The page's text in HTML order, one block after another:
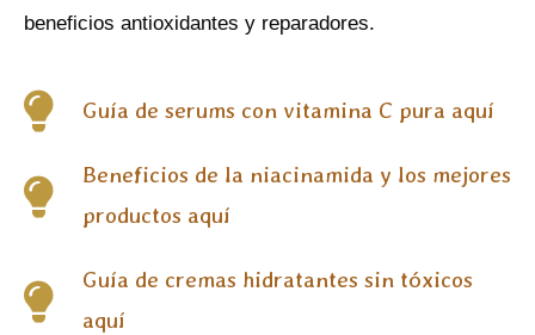
beneficios antioxidantes y reparadores.
Guía de serums con vitamina C pura aquí
Beneficios de la niacinamida y los mejores
productos aquí
Guía de cremas hidratantes sin tóxicos
aquí